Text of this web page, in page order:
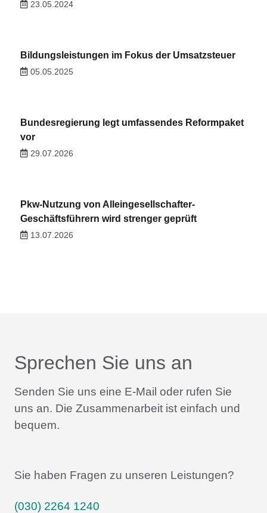
23.05.2024
Bildungsleistungen im Fokus der Umsatzsteuer
05.05.2025
Bundesregierung legt umfassendes Reformpaket
vor
29.07.2026
Pkw-Nutzung von Alleingesellschafter-
Geschäftsführern wird strenger geprüft
13.07.2026
Sprechen Sie uns an
Senden Sie uns eine E-Mail oder rufen Sie
uns an. Die Zusammenarbeit ist einfach und
bequem.
Sie haben Fragen zu unseren Leistungen?
(030) 2264 1240